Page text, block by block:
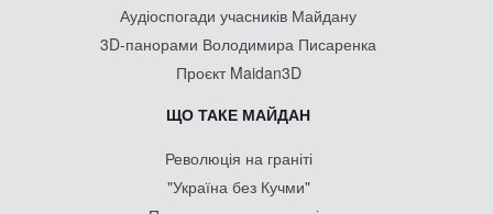
Аудіоспогади учасників Майдану
3D-панорами Володимира Писаренка
Проєкт Maidan3D
ЩО ТАКЕ МАЙДАН
Революція на граніті
"Україна без Кучми"